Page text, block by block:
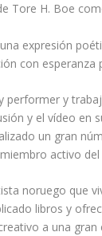
Tore H. Boe
expresión
con
performer y
y el vídeo en
un gran
activo
noruego que
libros y
a una